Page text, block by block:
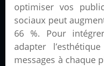
optimiser vos
sociaux peut
66 %. Pour
adapter
messages à chaque